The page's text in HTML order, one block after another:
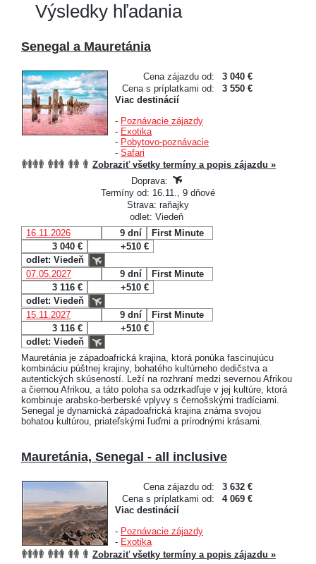
Výsledky hľadania
Senegal a Mauretánia
Cena zájazdu od:
3 040 €
Cena s príplatkami od:
3 550 €
Viac destinácií
- Poznávacie zájazdy
- Exotika
- Pobytovo-poznávacie
- Safari
Zobraziť všetky termíny a popis zájazdu »
Doprava:
Termíny od: 16.11., 9 dňové
Strava: raňajky
odlet: Viedeň
16.11.2026
9 dní
First Minute
3 040 €
+510 €
odlet: Viedeň
07.05.2027
9 dní
First Minute
3 116 €
+510 €
odlet: Viedeň
15.11.2027
9 dní
First Minute
3 116 €
+510 €
odlet: Viedeň
Mauretánia je západoafrická krajina, ktorá ponúka fascinujúcu
kombináciu púštnej krajiny, bohatého kultúrneho dedičstva a
autentických skúseností. Leží na rozhraní medzi severnou Afrikou
a čiernou Afrikou, a táto poloha sa odzrkadľuje v jej kultúre, ktorá
kombinuje arabsko-berberské vplyvy s černošskými tradíciami.
Senegal je dynamická západoafrická krajina známa svojou
bohatou kultúrou, priateľskými ľuďmi a prírodnými krásami.
Mauretánia, Senegal - all inclusive
Cena zájazdu od:
3 632 €
Cena s príplatkami od:
4 069 €
Viac destinácií
- Poznávacie zájazdy
- Exotika
Zobraziť všetky termíny a popis zájazdu »